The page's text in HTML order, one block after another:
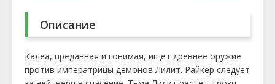
Описание
Калеа, преданная и гонимая, ищет древнее оружие
против императрицы демонов Лилит. Райкер следует